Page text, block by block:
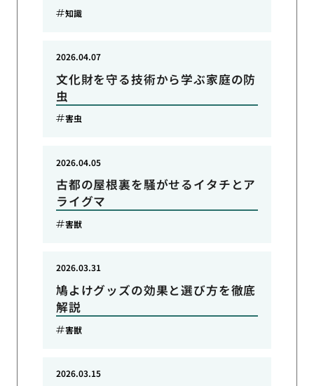
知識
文化財を守る技術から学ぶ家庭の防
虫
2026.04.07
害虫
古都の屋根裏を騒がせるイタチとア
ライグマ
2026.04.05
害獣
鳩よけグッズの効果と選び方を徹底
解説
2026.03.31
害獣
2026.03.15